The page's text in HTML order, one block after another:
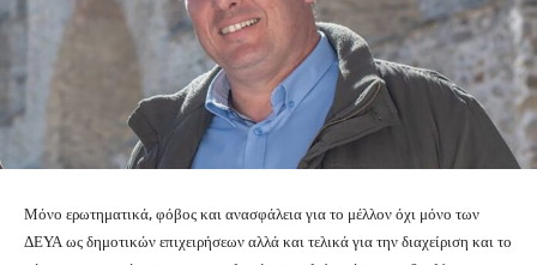
Μόνο ερωτηματικά, φόβος και ανασφάλεια για το μέλλον όχι μόνο των
ΔΕΥΑ ως δημοτικών επιχειρήσεων αλλά και τελικά για την διαχείριση και το